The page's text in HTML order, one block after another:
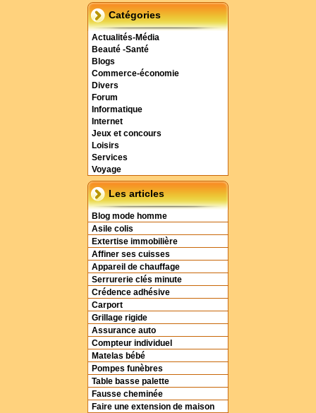
Catégories
Actualités-Média
Beauté -Santé
Blogs
Commerce-économie
Divers
Forum
Informatique
Internet
Jeux et concours
Loisirs
Services
Voyage
Les articles
Blog mode homme
Asile colis
Extertise immobilière
Affiner ses cuisses
Appareil de chauffage
Serrurerie clés minute
Crédence adhésive
Carport
Grillage rigide
Assurance auto
Compteur individuel
Matelas bébé
Pompes funèbres
Table basse palette
Fausse cheminée
Faire une extension de maison